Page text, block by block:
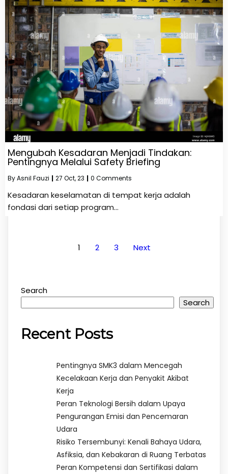
Mengubah Kesadaran Menjadi Tindakan:
Pentingnya Melalui Safety Briefing
ByAsnil Fauzi | 27 Oct, 23 | 0 Comments
Kesadaran keselamatan di tempat kerja adalah
fondasi dari setiap program…
1 2 3 Next
Search
Search
Recent Posts
Pentingnya SMK3 dalam Mencegah
Kecelakaan Kerja dan Penyakit Akibat
Kerja
Peran Teknologi Bersih dalam Upaya
Pengurangan Emisi dan Pencemaran
Udara
Risiko Tersembunyi: Kenali Bahaya Udara,
Asfiksia, dan Kebakaran di Ruang Terbatas
Peran Kompetensi dan Sertifikasi dalam